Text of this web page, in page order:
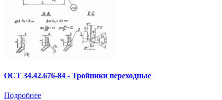
ОСТ 34.42.676-84 - Тройники переходные
Подробнее